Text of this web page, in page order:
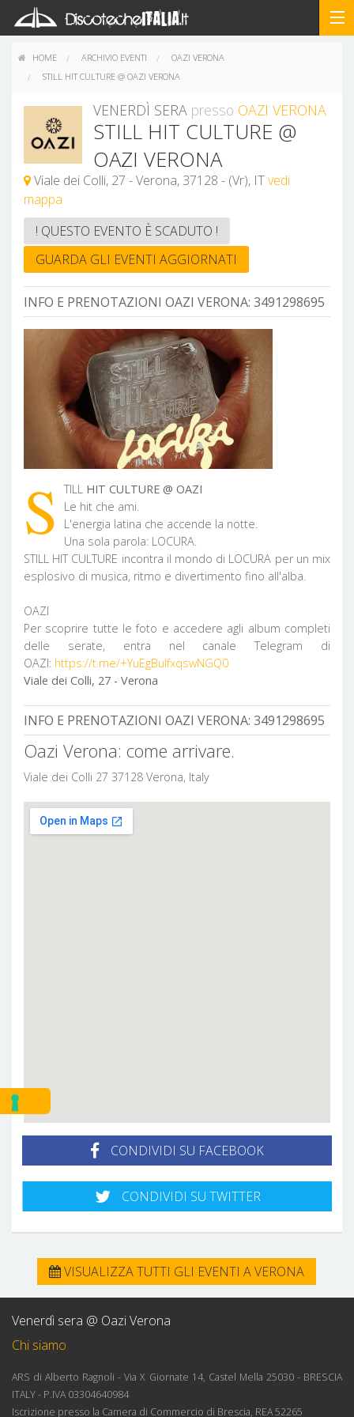
HOME ARCHIVIO EVENTI
OAZI VERONA
STILL HIT CULTURE @ OAZI VERONA
VENERDÌ SERA presso OAZI VERONA
STILL HIT CULTURE @
OAZI VERONA
Viale dei Colli, 27 - Verona, 37128 - (Vr), ITvedi
mappa
! QUESTO EVENTO È SCADUTO !
GUARDA GLI EVENTI AGGIORNATI
INFO E PRENOTAZIONI OAZI VERONA: 3491298695
S TILL HIT CULTURE @ OAZI
Le hit che ami.
L'energia latina che accende la notte.
Una sola parola: LOCURA.
STILL HIT CULTURE incontra il mondo di LOCURA per un mix
esplosivo di musica, ritmo e divertimento fino all'alba.
OAZI
Per scoprire tutte le foto e accedere agli album completi
delle serate, entra nel canale Telegram di
OAZI: https://t.me/+YuEgBuIfxqswNGQ0
Viale dei Colli, 27 - Verona
INFO E PRENOTAZIONI OAZI VERONA: 3491298695
Oazi Verona: come arrivare.
Viale dei Colli 27 37128 Verona, Italy
CONDIVIDI SU FACEBOOK
CONDIVIDI SU TWITTER
VISUALIZZA TUTTI GLI EVENTI A VERONA
Venerdì sera @ Oazi Verona
Chi siamo
ARS di Alberto Ragnoli - Via X Giornate 14, Castel Mella 25030 - BRESCIA
ITALY - P.IVA 03304640984
Iscrizione presso la Camera di Commercio di Brescia, REA 52265